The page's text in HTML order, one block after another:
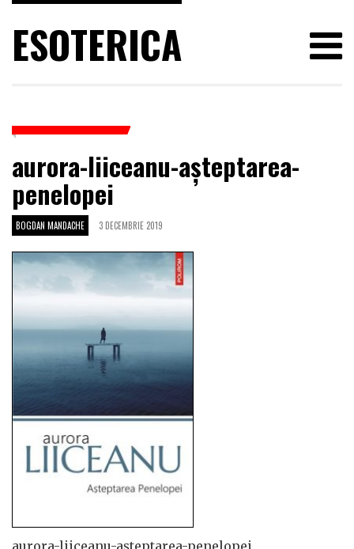
ESOTERICA
aurora-liiceanu-așteptarea-
penelopei
BOGDAN MANDACHE 3 DECEMBRIE 2019
aurora-liiceanu-așteptarea-penelopei